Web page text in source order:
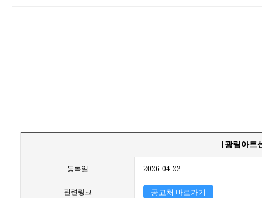
[광림아트
등록일 2026-04-22
관련링크 공고처 바로가기